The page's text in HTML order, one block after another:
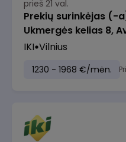
prieš 21 val.
Prekių surinkėjas (-
Ukmergės kelias 8,
IKI Vilnius
1230 - 1968 €/mėn.